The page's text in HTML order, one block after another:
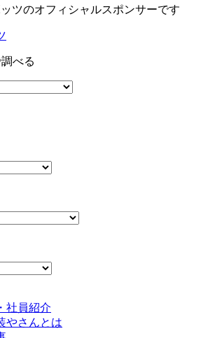
ツのオフィシャルスポンサーです
べる
社員紹介
やさんとは